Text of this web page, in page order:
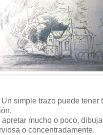
trazo puede tener
mucho o poco,
o concentradamente,